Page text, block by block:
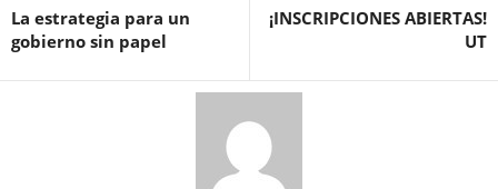
La estrategia para un
gobierno sin papel
¡INSCRIPCIONES ABIERTAS!
UT